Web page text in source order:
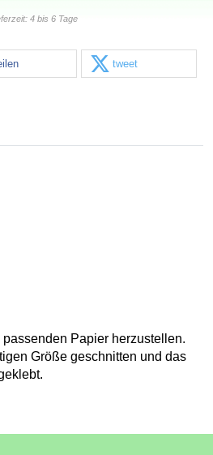
4 bis 6 Tage
tweet
Papier herzustellen.
Größe geschnitten und das